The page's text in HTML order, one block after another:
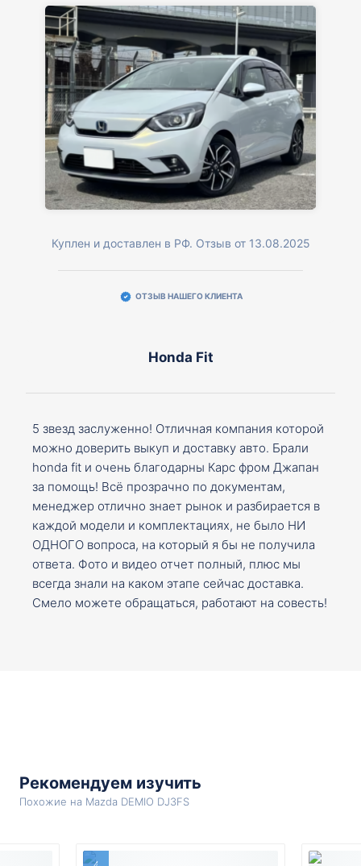
Куплен и доставлен в РФ. Отзыв от 13.08.2025
ОТЗЫВ НАШЕГО КЛИЕНТА
Honda Fit
5 звезд заслуженно! Отличная компания которой
можно доверить выкуп и доставку авто. Брали
honda fit и очень благодарны Карс фром Джапан
за помощь! Всё прозрачно по документам,
менеджер отлично знает рынок и разбирается в
каждой модели и комплектациях, не было НИ
ОДНОГО вопроса, на который я бы не получила
ответа. Фото и видео отчет полный, плюс мы
всегда знали на каком этапе сейчас доставка.
Смело можете обращаться, работают на совесть!
Рекомендуем изучить
Похожие на Mazda DEMIO DJ3FS